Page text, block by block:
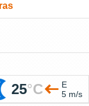
25°C
E
5 m/s